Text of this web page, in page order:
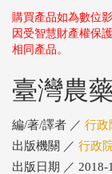
購買產品如為數位
因受智慧財產權保
相同產品。
臺灣農
編/著/譯者 ／ 行政
出版機關 ／ 行政
出版日期 ／ 2018-